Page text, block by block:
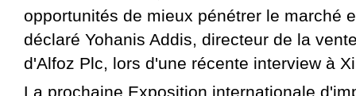
opportunités de mieux pénétrer le marché
déclaré Yohanis Addis, directeur de la
d'Alfoz Plc, lors d'une récente interview à
La prochaine Exposition internationale